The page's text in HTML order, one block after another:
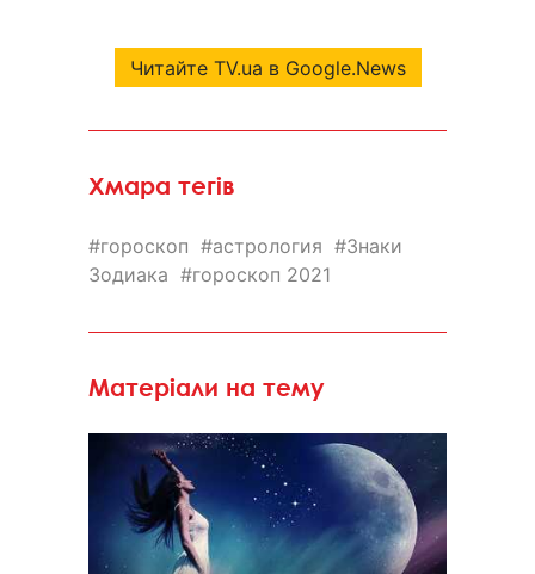
Читайте TV.ua в Google.News
Хмара тегів
гороскоп астрология
Знаки
Зодиака
гороскоп 2021
Матеріали на тему